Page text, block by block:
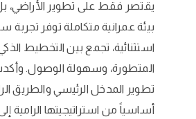
يقتصر فقط على تطوير الأراضي،
بيئة عمرانية متكاملة توفر تجربة
استثنائية، تجمع بين التخطيط الذكي،
المتطورة، وسهولة الوصول.
تطوير المدخل الرئيسي والطريق
أساسياً من استراتيجيتها الرامية